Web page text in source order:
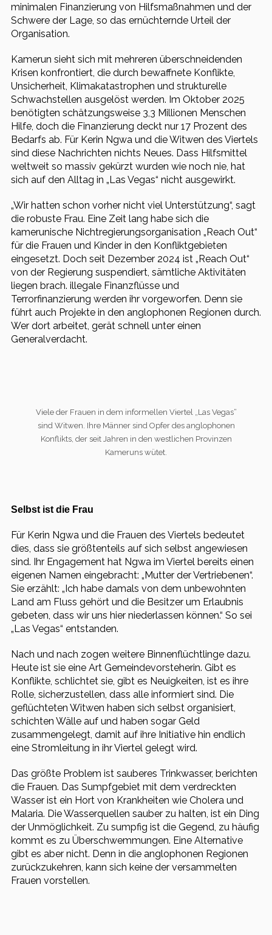
minimalen Finanzierung von Hilfsmaßnahmen und der
Schwere der Lage, so das ernüchternde Urteil der
Organisation.
Kamerun sieht sich mit mehreren überschneidenden
Krisen konfrontiert, die durch bewaffnete Konflikte,
Unsicherheit, Klimakatastrophen und strukturelle
Schwachstellen ausgelöst werden. Im Oktober 2025
benötigten schätzungsweise 3,3 Millionen Menschen
Hilfe, doch die Finanzierung deckt nur 17 Prozent des
Bedarfs ab. Für Kerin Ngwa und die Witwen des Viertels
sind diese Nachrichten nichts Neues. Dass Hilfsmittel
weltweit so massiv gekürzt wurden wie noch nie, hat
sich auf den Alltag in „Las Vegas“ nicht ausgewirkt.
„Wir hatten schon vorher nicht viel Unterstützung“, sagt
die robuste Frau. Eine Zeit lang habe sich die
kamerunische Nichtregierungsorganisation „Reach Out“
für die Frauen und Kinder in den Konfliktgebieten
eingesetzt. Doch seit Dezember 2024 ist „Reach Out“
von der Regierung suspendiert, sämtliche Aktivitäten
liegen brach. illegale Finanzflüsse und
Terrorfinanzierung werden ihr vorgeworfen. Denn sie
führt auch Projekte in den anglophonen Regionen durch.
Wer dort arbeitet, gerät schnell unter einen
Generalverdacht.
Viele der Frauen in dem informellen Viertel „Las Vegas“
sind Witwen. Ihre Männer sind Opfer des anglophonen
Konflikts, der seit Jahren in den westlichen Provinzen
Kameruns wütet.
Selbst ist die Frau
Für Kerin Ngwa und die Frauen des Viertels bedeutet
dies, dass sie größtenteils auf sich selbst angewiesen
sind. Ihr Engagement hat Ngwa im Viertel bereits einen
eigenen Namen eingebracht: „Mutter der Vertriebenen“.
Sie erzählt: „Ich habe damals von dem unbewohnten
Land am Fluss gehört und die Besitzer um Erlaubnis
gebeten, dass wir uns hier niederlassen können.“ So sei
„Las Vegas“ entstanden.
Nach und nach zogen weitere Binnenflüchtlinge dazu.
Heute ist sie eine Art Gemeindevorsteherin. Gibt es
Konflikte, schlichtet sie, gibt es Neuigkeiten, ist es ihre
Rolle, sicherzustellen, dass alle informiert sind. Die
geflüchteten Witwen haben sich selbst organisiert,
schichten Wälle auf und haben sogar Geld
zusammengelegt, damit auf ihre Initiative hin endlich
eine Stromleitung in ihr Viertel gelegt wird.
Das größte Problem ist sauberes Trinkwasser, berichten
die Frauen. Das Sumpfgebiet mit dem verdreckten
Wasser ist ein Hort von Krankheiten wie Cholera und
Malaria. Die Wasserquellen sauber zu halten, ist ein Ding
der Unmöglichkeit. Zu sumpfig ist die Gegend, zu häufig
kommt es zu Überschwemmungen. Eine Alternative
gibt es aber nicht. Denn in die anglophonen Regionen
zurückzukehren, kann sich keine der versammelten
Frauen vorstellen.